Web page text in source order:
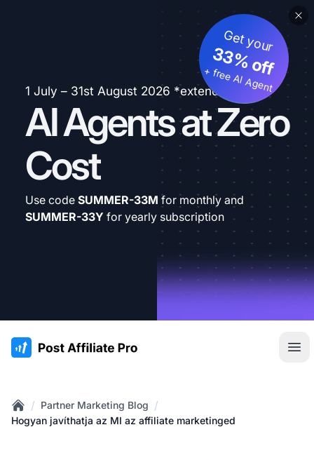
1 July – 31st August 2026 *extended
AI Agents at Zero
Cost
Get your
33% off
+ free AI Agent
Use code SUMMER-33M for monthly and
SUMMER-33Y for yearly subscription
:site.title
Home
/ Partner Marketing Blog /
Hogyan javíthatja az MI az affiliate marketinged